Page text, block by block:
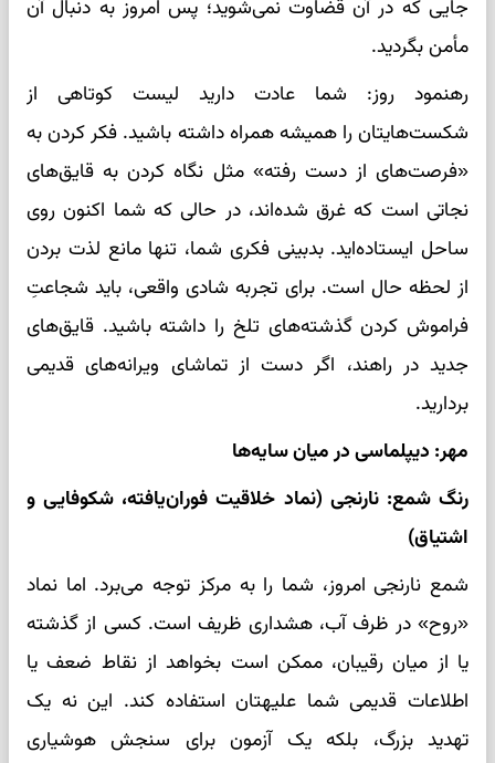
جایی که در آن قضاوت نمی‌شوید؛ پس امروز به دنبال آن
مأمن بگردید.
رهنمود روز: شما عادت دارید لیست کوتاهی از
شکست‌هایتان را همیشه همراه داشته باشید. فکر کردن به
«فرصت‌های از دست رفته» مثل نگاه کردن به قایق‌های
نجاتی است که غرق شده‌اند، در حالی که شما اکنون روی
ساحل ایستاده‌اید. بدبینی فکری شما، تنها مانع لذت بردن
از لحظه حال است. برای تجربه شادی واقعی، باید شجاعتِ
فراموش کردن گذشته‌های تلخ را داشته باشید. قایق‌های
جدید در راهند، اگر دست از تماشای ویرانه‌های قدیمی
بردارید.
مهر: دیپلماسی در میان سایه‌ها
رنگ شمع: نارنجی (نماد خلاقیت فوران‌یافته، شکوفایی و
اشتیاق)
شمع نارنجی امروز، شما را به مرکز توجه می‌برد. اما نماد
«روح» در ظرف آب، هشداری ظریف است. کسی از گذشته
یا از میان رقیبان، ممکن است بخواهد از نقاط ضعف یا
اطلاعات قدیمی شما علیهتان استفاده کند. این نه یک
تهدید بزرگ، بلکه یک آزمون برای سنجش هوشیاری